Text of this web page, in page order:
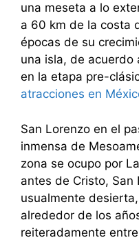
una meseta a lo
a 60 km de la costa
épocas de su
una isla, de acuerdo
en la etapa pre-
atracciones en
San Lorenzo en el
inmensa de
zona se ocupo por
antes de Cristo, San
usualmente
alrededor de los
reiteradamente